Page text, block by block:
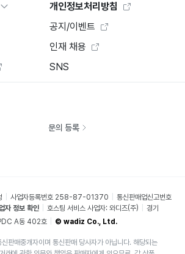
개인정보처리방침
공지/이벤트
인재 채용
SNS
문의 등록
사업자등록번호 258-87-01370
통신판매업신고번호
자 정보 확인 호스팅 서비스 사업자: 와디즈(주)
경기
A동 402호
© wadiz Co., Ltd.
판매중개자이며 통신판매 당사자가 아닙니다. 해당되는